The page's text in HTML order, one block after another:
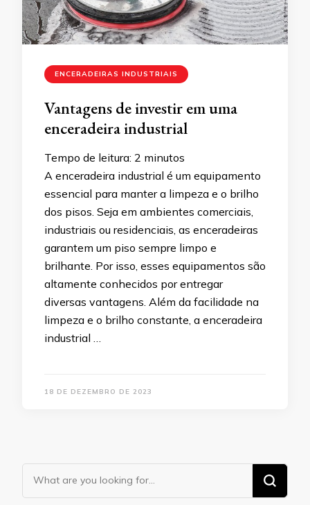
ENCERADEIRAS INDUSTRIAIS
Vantagens de investir em uma
enceradeira industrial
Tempo de leitura: 2 minutos
A enceradeira industrial é um equipamento
essencial para manter a limpeza e o brilho
dos pisos. Seja em ambientes comerciais,
industriais ou residenciais, as enceradeiras
garantem um piso sempre limpo e
brilhante. Por isso, esses equipamentos são
altamente conhecidos por entregar
diversas vantagens. Além da facilidade na
limpeza e o brilho constante, a enceradeira
industrial …
18 DE DEZEMBRO DE 2023
Looking
for